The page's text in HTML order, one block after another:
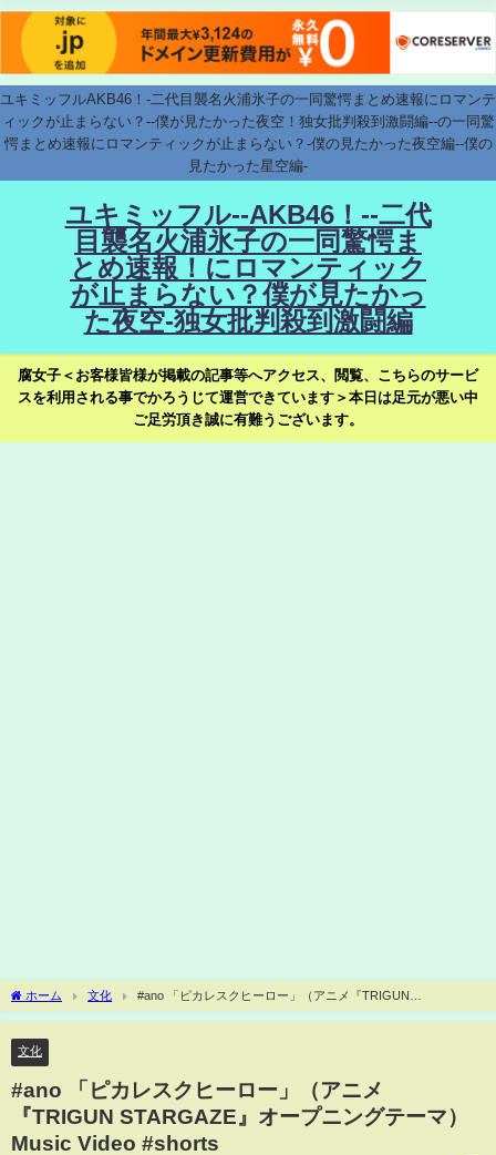
ユキミッフルAKB46！-二代目襲名火浦氷子の一同驚愕まとめ速報にロマンテ
ィックが止まらない？--僕が見たかった夜空！独女批判殺到激闘編--の一同驚
愕まとめ速報にロマンティックが止まらない？-僕の見たかった夜空編--僕の
見たかった星空編-
ユキミッフル--AKB46！--二代
目襲名火浦氷子の一同驚愕ま
とめ速報！にロマンティック
が止まらない？僕が見たかっ
た夜空-独女批判殺到激闘編
腐女子＜お客様皆様が掲載の記事等へアクセス、閲覧、こちらのサービ
スを利用される事でかろうじて運営できています＞本日は足元が悪い中
ご足労頂き誠に有難うございます。
ホーム 文化
#ano 「ピカレスクヒーロー」（アニメ『TRIGUN
STARGAZE』オープニングテーマ）Music Video #shorts
文化
#ano 「ピカレスクヒーロー」（アニメ
『TRIGUN STARGAZE』オープニングテーマ）
Music Video #shorts